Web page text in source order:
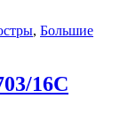
, Большие
16C